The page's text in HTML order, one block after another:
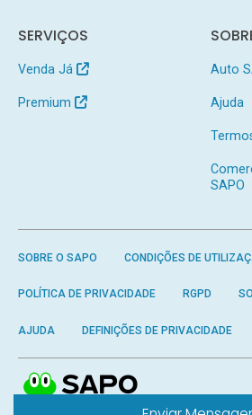
SERVIÇOS
Venda Já
Premium
Auto
Ajuda
SAPO
SOBRE O SAPO CONDIÇÕES DE
POLÍTICA DE PRIVACIDADE RGPD
AJUDA DEFINIÇÕES DE PRIVACIDADE